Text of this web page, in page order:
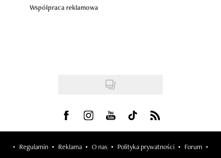
Współpraca reklamowa
Visit us on Facebook
Visit us on Instagram
Visit us on Youtube
Visit us on Tiktok
Visit us on Rss
Regulamin Reklama O nas Polityka prywatności Forum